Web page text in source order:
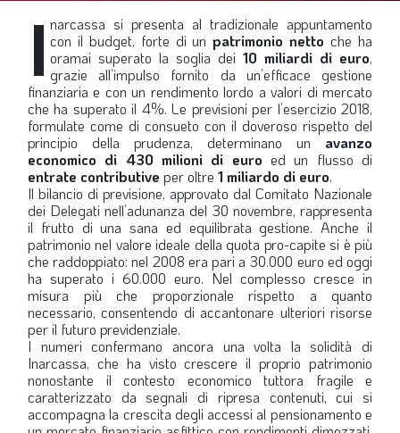
PROFESSIONE
TERZA PAGINA
LE FOTO DEL FIL ROUGE
IN QUESTO NUMERO
SCENARIO ECONOMICO
SPAZIO APERTO
GOVERNANCE
FONDAZIONE
ASSOCIAZIONI
LA VIGNETTA DI EVASIO
SPECIALE
CAMBIA NUMERO expand_more
I narcassa si presenta al tradizionale appuntamento
con il budget, forte di unpatrimonio netto che ha
oramai superato la soglia dei 10 miliardi di euro,
grazie all’impulso fornito da un’efficace gestione
finanziaria e con un rendimento lordo a valori di mercato
che ha superato il 4%. Le previsioni per l’esercizio 2018,
formulate come di consueto con il doveroso rispetto del
principio della prudenza, determinano un avanzo
economico di 430 milioni di euro ed un flusso di
entrate contributive per oltre 1 miliardo di euro.
Il bilancio di previsione, approvato dal Comitato Nazionale
dei Delegati nell’adunanza del 30 novembre, rappresenta
il frutto di una sana ed equilibrata gestione. Anche il
patrimonio nel valore ideale della quota pro-capite si è più
che raddoppiato: nel 2008 era pari a 30.000 euro ed oggi
ha superato i 60.000 euro. Nel complesso cresce in
misura più che proporzionale rispetto a quanto
necessario, consentendo di accantonare ulteriori risorse
per il futuro previdenziale.
I numeri confermano ancora una volta la solidità di
Inarcassa, che ha visto crescere il proprio patrimonio
nonostante il contesto economico tuttora fragile e
caratterizzato da segnali di ripresa contenuti, cui si
accompagna la crescita degli accessi al pensionamento e